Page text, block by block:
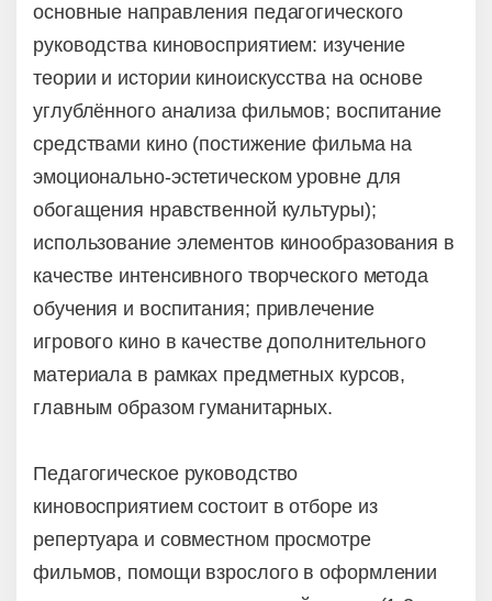
основные направления педагогического
руководства киновосприятием: изучение
теории и истории киноискусства на основе
углублённого анализа фильмов; воспитание
средствами кино (постижение фильма на
эмоционально-эстетическом уровне для
обогащения нравственной культуры);
использование элементов кинообразования в
качестве интенсивного творческого метода
обучения и воспитания; привлечение
игрового кино в качестве дополнительного
материала в рамках предметных курсов,
главным образом гуманитарных.
Педагогическое руководство
киновосприятием состоит в отборе из
репертуара и совместном просмотре
фильмов, помощи взрослого в оформлении